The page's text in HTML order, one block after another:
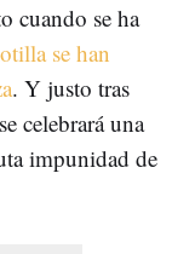
cuando se ha
se han
. Y justo tras
celebrará una
impunidad de